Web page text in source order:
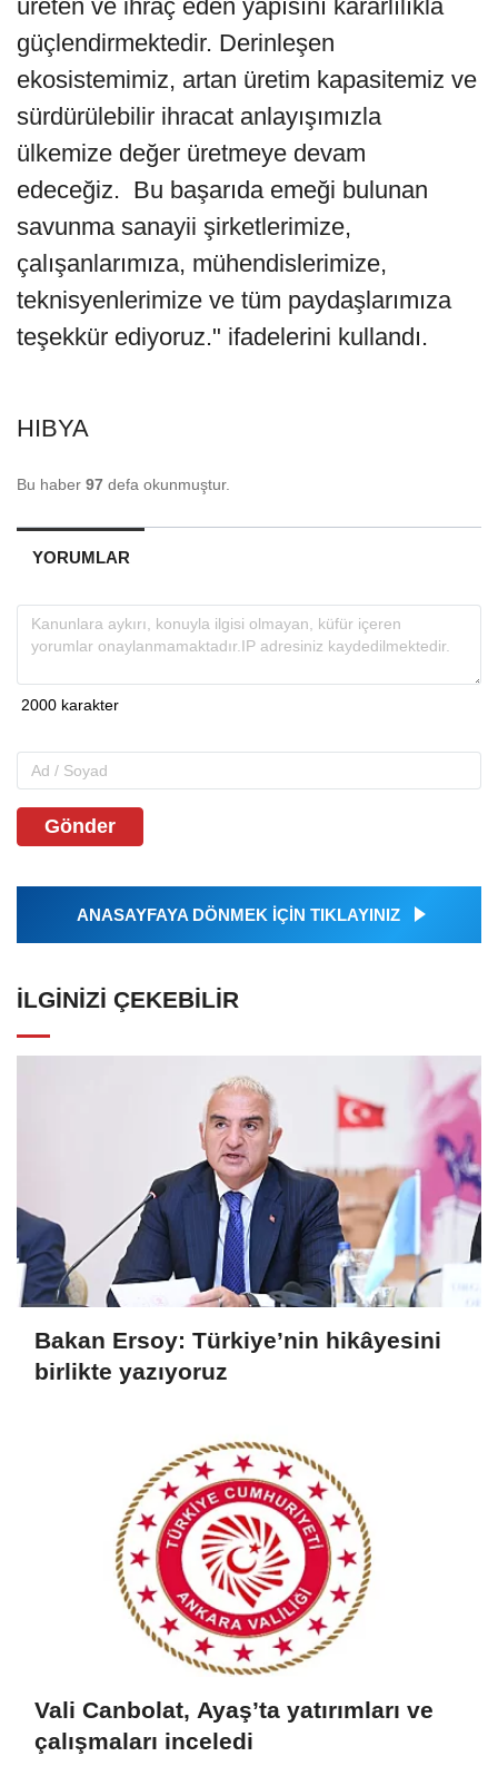
üreten ve ihraç eden yapısını kararlılıkla
güçlendirmektedir. Derinleşen
ekosistemimiz, artan üretim kapasitemiz ve
sürdürülebilir ihracat anlayışımızla
ülkemize değer üretmeye devam
edeceğiz. Bu başarıda emeği bulunan
savunma sanayii şirketlerimize,
çalışanlarımıza, mühendislerimize,
teknisyenlerimize ve tüm paydaşlarımıza
teşekkür ediyoruz." ifadelerini kullandı.
HIBYA
Bu haber 97 defa okunmuştur.
YORUMLAR
Gönder
ANASAYFAYA DÖNMEK İÇİN TIKLAYINIZ
İLGINIZI ÇEKEBILIR
Bakan Ersoy: Türkiye’nin hikâyesini
birlikte yazıyoruz
Vali Canbolat, Ayaş’ta yatırımları ve
çalışmaları inceledi